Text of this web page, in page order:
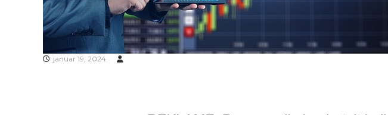
januar 19, 2024